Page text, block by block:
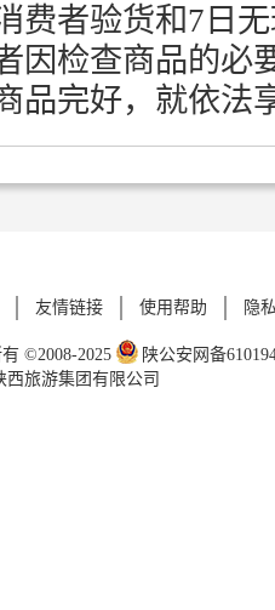
费者验货和7日
因检查商品的必
品完好，就依法
友情链接 使用帮助 隐
©2008-2025
陕公安网备
西旅游集团有限公司